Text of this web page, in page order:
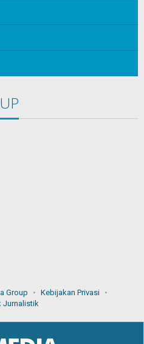
Group
Kebijakan Privasi
Jurnalistik